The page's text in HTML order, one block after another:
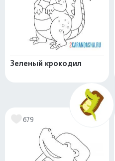
Зеленый крокодил
679